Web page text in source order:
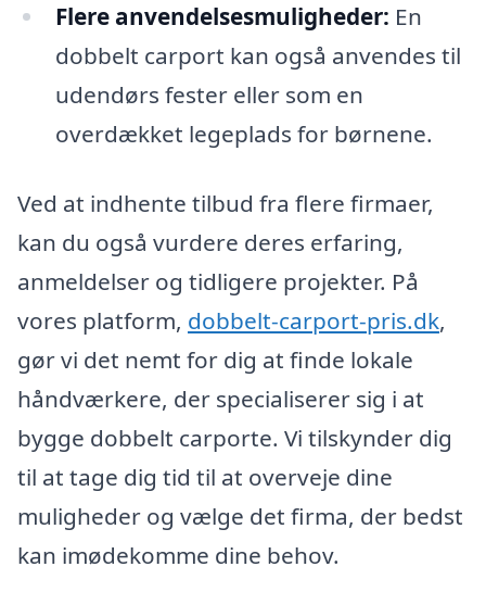
Flere anvendelsesmuligheder: En
dobbelt carport kan også anvendes til
udendørs fester eller som en
overdækket legeplads for børnene.
Ved at indhente tilbud fra flere firmaer,
kan du også vurdere deres erfaring,
anmeldelser og tidligere projekter. På
vores platform, dobbelt-carport-pris.dk,
gør vi det nemt for dig at finde lokale
håndværkere, der specialiserer sig i at
bygge dobbelt carporte. Vi tilskynder dig
til at tage dig tid til at overveje dine
muligheder og vælge det firma, der bedst
kan imødekomme dine behov.